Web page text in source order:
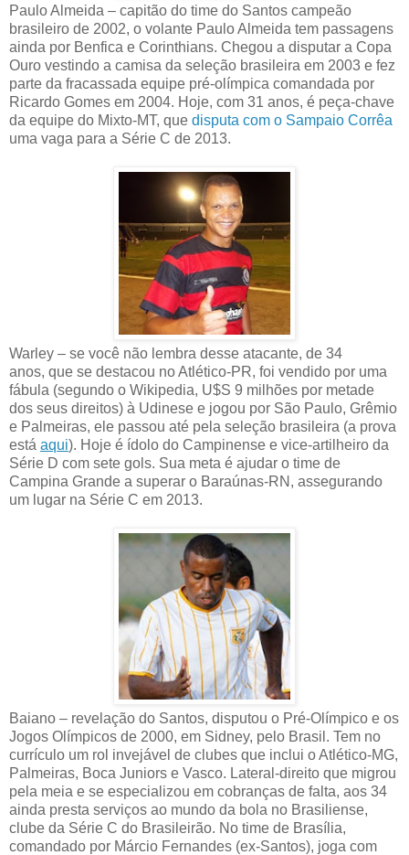
Paulo Almeida – capitão do time do Santos campeão
brasileiro de 2002, o volante Paulo Almeida tem passagens
ainda por Benfica e Corinthians. Chegou a disputar a Copa
Ouro vestindo a camisa da seleção brasileira em 2003 e fez
parte da fracassada equipe pré-olímpica comandada por
Ricardo Gomes em 2004. Hoje, com 31 anos, é peça-chave
da equipe do Mixto-MT, que disputa com o Sampaio Corrêa
uma vaga para a Série C de 2013.
Warley – se você não lembra desse atacante, de 34
anos, que se destacou no Atlético-PR, foi vendido por uma
fábula (segundo o Wikipedia, U$S 9 milhões por metade
dos seus direitos) à Udinese e jogou por São Paulo, Grêmio
e Palmeiras, ele passou até pela seleção brasileira (a prova
está aqui). Hoje é ídolo do Campinense e vice-artilheiro da
Série D com sete gols. Sua meta é ajudar o time de
Campina Grande a superar o Baraúnas-RN, assegurando
um lugar na Série C em 2013.
Baiano – revelação do Santos, disputou o Pré-Olímpico e os
Jogos Olímpicos de 2000, em Sidney, pelo Brasil. Tem no
currículo um rol invejável de clubes que inclui o Atlético-MG,
Palmeiras, Boca Juniors e Vasco. Lateral-direito que migrou
pela meia e se especializou em cobranças de falta, aos 34
ainda presta serviços ao mundo da bola no Brasiliense,
clube da Série C do Brasileirão. No time de Brasília,
comandado por Márcio Fernandes (ex-Santos), joga com